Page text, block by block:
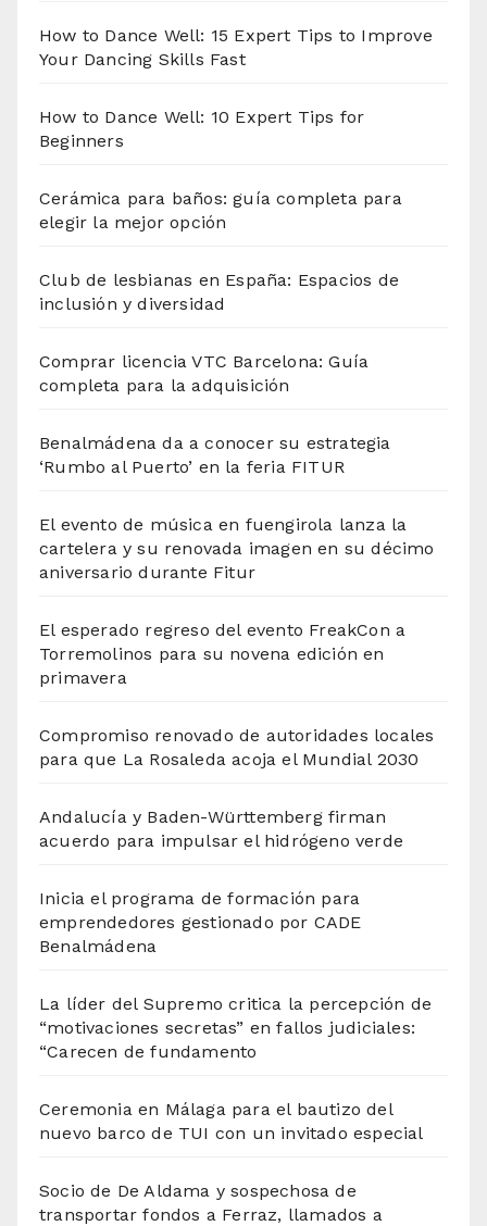
How to Dance Well: 15 Expert Tips to Improve
Your Dancing Skills Fast
How to Dance Well: 10 Expert Tips for
Beginners
Cerámica para baños: guía completa para
elegir la mejor opción
Club de lesbianas en España: Espacios de
inclusión y diversidad
Comprar licencia VTC Barcelona: Guía
completa para la adquisición
Benalmádena da a conocer su estrategia
‘Rumbo al Puerto’ en la feria FITUR
El evento de música en fuengirola lanza la
cartelera y su renovada imagen en su décimo
aniversario durante Fitur
El esperado regreso del evento FreakCon a
Torremolinos para su novena edición en
primavera
Compromiso renovado de autoridades locales
para que La Rosaleda acoja el Mundial 2030
Andalucía y Baden-Württemberg firman
acuerdo para impulsar el hidrógeno verde
Inicia el programa de formación para
emprendedores gestionado por CADE
Benalmádena
La líder del Supremo critica la percepción de
“motivaciones secretas” en fallos judiciales:
“Carecen de fundamento
Ceremonia en Málaga para el bautizo del
nuevo barco de TUI con un invitado especial
Socio de De Aldama y sospechosa de
transportar fondos a Ferraz, llamados a